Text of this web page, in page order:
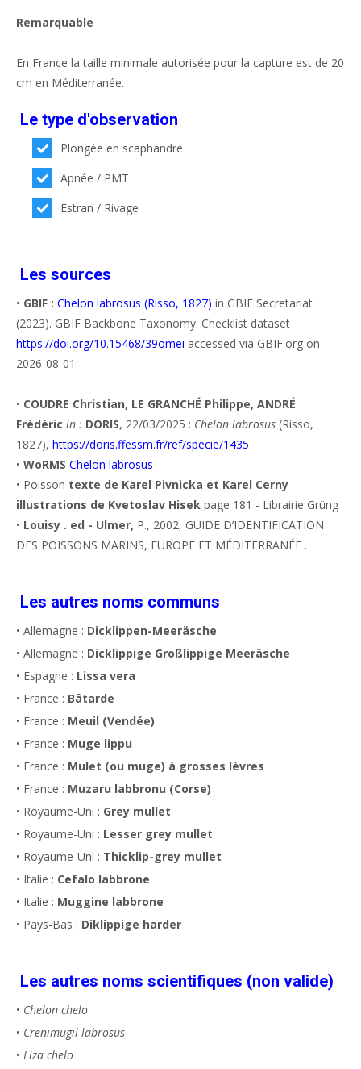
Remarquable
En France la taille minimale autorisée pour la capture est de 20
cm en Méditerranée.
Le type d'observation
Plongée en scaphandre
Apnée / PMT
Estran / Rivage
Les sources
• GBIF : Chelon labrosus (Risso, 1827) in GBIF Secretariat
(2023). GBIF Backbone Taxonomy. Checklist dataset
https://doi.org/10.15468/39omei accessed via GBIF.org on
2026-08-01.
• COUDRE Christian, LE GRANCHÉ Philippe, ANDRÉ
Frédéric in : DORIS, 22/03/2025 : Chelon labrosus (Risso,
1827), https://doris.ffessm.fr/ref/specie/1435
• WoRMS Chelon labrosus
• Poisson texte de Karel Pivnicka et Karel Cerny
illustrations de Kvetoslav Hisek page 181 - Librairie Grüng
• Louisy . ed - Ulmer, P., 2002, GUIDE D’IDENTIFICATION
DES POISSONS MARINS, EUROPE ET MÉDITERRANÉE .
Les autres noms communs
• Allemagne : Dicklippen-Meeräsche
• Allemagne : Dicklippige Großlippige Meeräsche
• Espagne : Lissa vera
• France : Bâtarde
• France : Meuil (Vendée)
• France : Muge lippu
• France : Mulet (ou muge) à grosses lèvres
• France : Muzaru labbronu (Corse)
• Royaume-Uni : Grey mullet
• Royaume-Uni : Lesser grey mullet
• Royaume-Uni : Thicklip-grey mullet
• Italie : Cefalo labbrone
• Italie : Muggine labbrone
• Pays-Bas : Diklippige harder
Les autres noms scientifiques (non valide)
• Chelon chelo
• Crenimugil labrosus
• Liza chelo